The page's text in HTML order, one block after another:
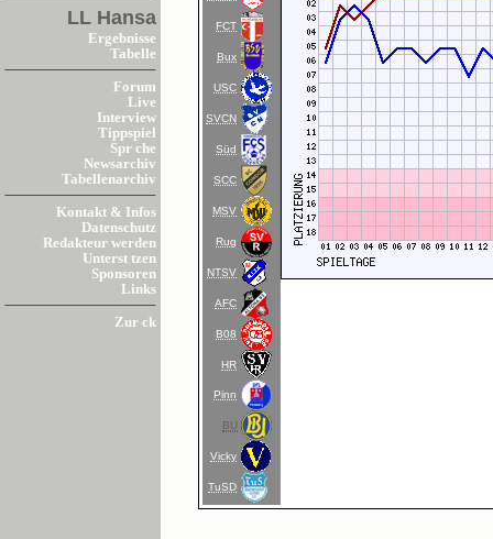
LL Hansa
Ergebnisse
Tabelle
Forum
Live
Interview
Tippspiel
Spr che
Newsarchiv
Tabellenarchiv
Kontakt & Infos
Datenschutz
Redakteur werden
Unterst tzen
Sponsoren
Links
Zur ck
FCT
Bux
USC
SVCN
Süd
SCC
MSV
Rug
NTSV
AFC
B08
HR
Pinn
BU
Vicky
TuSD